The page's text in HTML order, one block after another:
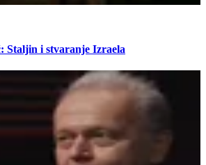
i stvaranje Izraela